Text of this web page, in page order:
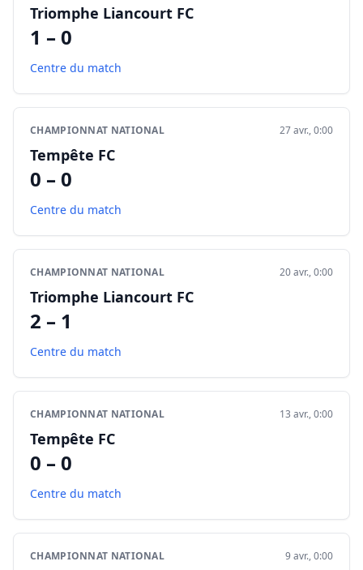
Triomphe Liancourt FC
1 – 0
Centre du match
CHAMPIONNAT NATIONAL 27 avr., 0:00
Tempête FC
0 – 0
Centre du match
CHAMPIONNAT NATIONAL 20 avr., 0:00
Triomphe Liancourt FC
2 – 1
Centre du match
CHAMPIONNAT NATIONAL 13 avr., 0:00
Tempête FC
0 – 0
Centre du match
CHAMPIONNAT NATIONAL 9 avr., 0:00